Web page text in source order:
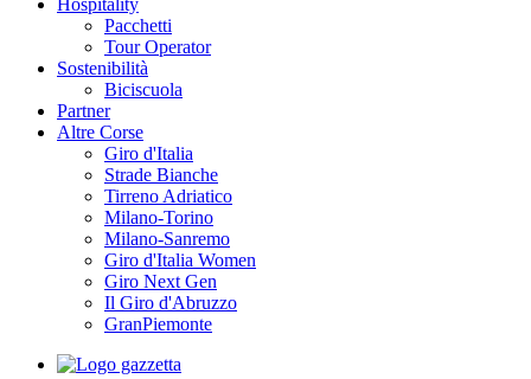
Hospitality
Pacchetti
Tour Operator
Sostenibilità
Biciscuola
Partner
Altre Corse
Giro d'Italia
Strade Bianche
Tirreno Adriatico
Milano-Torino
Milano-Sanremo
Giro d'Italia Women
Giro Next Gen
Il Giro d'Abruzzo
GranPiemonte